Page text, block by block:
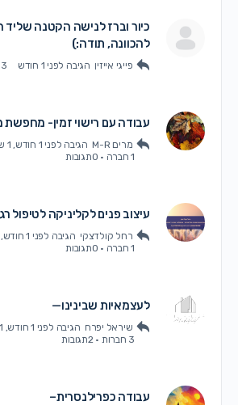
כיור וברז לנישה הקטנה שליד
להכוונה, תודה:)
פייגי אייזין הגיבהלפני 1 חודש 3 חברות ·
עבודה עם רישוי זמין- מחפשת מידע
מרים M-R הגיבהלפני 1 חודש, 1 שבוע
· 0תגובות
עיצוב פנים לקליניקה לטיפול רגשי
רחל קולדצקי הגיבה לפני 1 חודש, 1 שבוע
· 0תגובות
לעצמאיות שבינינו—
שיראל יפרח הגיבה לפני 1 חודש, 1 שבוע
· 2תגובות
עבודה כפרילנסרית–